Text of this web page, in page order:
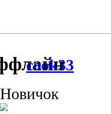
cook33
Новичок